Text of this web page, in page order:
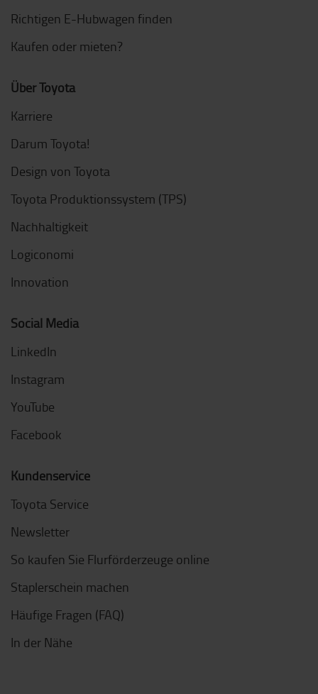
Richtigen E-Hubwagen finden
Kaufen oder mieten?
Über Toyota
Karriere
Darum Toyota!
Design von Toyota
Toyota Produktionssystem (TPS)
Nachhaltigkeit
Logiconomi
Innovation
Social Media
LinkedIn
Instagram
YouTube
Facebook
Kundenservice
Toyota Service
Newsletter
So kaufen Sie Flurförderzeuge online
Staplerschein machen
Häufige Fragen (FAQ)
In der Nähe